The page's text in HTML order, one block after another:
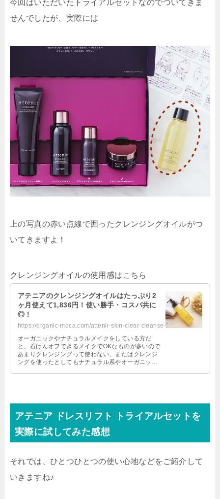
今回はいただいたトライアルセットなのでついてきま
せんでしたが、実際には
上の写真の赤い点線で囲ったクレンジングオイルがつ
いてきますよ！
クレンジングオイルの使用感はこちら
アテニアのクレンジングオイルはたっぷり2
ヶ月使えて1,836円！使い勝手・コスパ共に
◎！
https://organic-moca.com/attenir-skin-clear-cleanse-oil/
オーガニックやナチュラルメイクをしている方だ
と、石けんオフできるメイクでOKなものが多いので
あまりクレンジングって使わない、またはクレンジ
ングを使ったとしてもナチュラル系やオーガニック
アテニア ドレスリフト トライアルセットを
実際に試してみた感想
それでは、ひとつひとつの使い心地などをご紹介して
いきますね♪